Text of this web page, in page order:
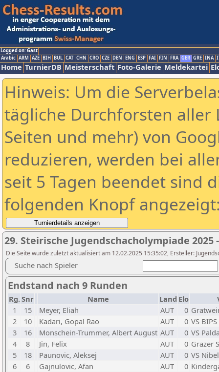
Logged on: Gast
Arabic ARM AZE BIH BUL CAT CHN CRO CZE DEN ENG ESP FAI FIN FRA GER GRE INA
Home TurnierDB Meisterschaft Foto-Galerie Meldekartei
Hinweis: Um die
tägliche Durchforsten aller
Seiten und mehr) von
reduzieren, werden bei
seit 5 Tagen beendet sind
folgenden Knopf
29. Steirische Jugendschacholympiade 2025
Die Seite wurde zuletzt aktualisiert am 12.02.2025 15:35:02, Ersteller:
Suche nach Spieler
Endstand nach 9 Runden
Rg.Snr Name Land Elo
1
15 Meyer, Eliah AUT 0
2
10 Kadari, Gopal Rao AUT 0 VS
3
16 Monschein-Trummer, Albert August AUT 0 VS
4
8 Jin, Felix AUT 0 Grazer
5
18 Paunovic, Aleksej AUT 0 VS
6
6 Gajnulovic, Afan AUT 0